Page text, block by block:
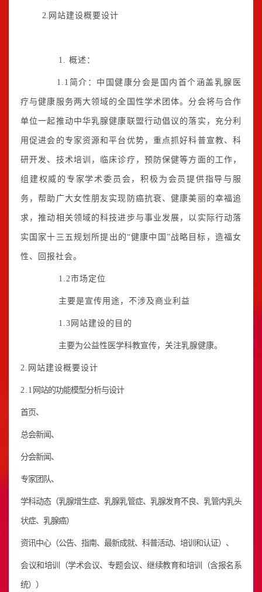
2. 网站建设概要设计
1. 概述：
1.1简介：中国健康分会是国内首个涵盖乳腺医
疗与健康服务两大领域的全国性学术团体。分会将与合作
单位一起推动中华乳腺健康联盟行动倡议的落实，充分利
用促进会的专家资源和平台优势，重点抓好科普宣教、科
研开发、技术培训，临床诊疗，预防保健等方面的工作，
组建权威的专家学术委员会，积极为会员提供指导与服
务，帮助广大女性朋友实现防癌抗衰、健康美丽的幸福追
求，推动相关领域的科技进步与事业发展，以实际行动落
实国家十三五规划所提出的“健康中国”战略目标，造福女
性、回报社会。
1.2市场定位
主要是宣传用途，不涉及商业利益
1.3网站建设的目的
主要为公益性医学科教宣传，关注乳腺健康。
2.网站建设概要设计
2.1 网站的功能模型分析与设计
首页、
总会新闻、
分会新闻、
专家团队、
学科动态（乳腺增生症、乳腺乳管症、乳腺发育不良、乳管内乳头
状症、乳腺癌）
资讯中心（公告、指南、最新成就、科普活动、培训和认证）、
会议和培训（学术会议、专题会议、继续教育和培训（含报名系
统））